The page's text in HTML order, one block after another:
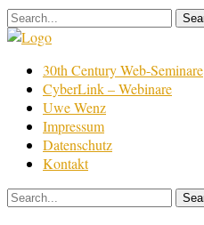
Skip
to
Film
Bearbeitung
30th Century Web-Seminare
CyberLink – Webinare
Uwe Wenz
Impressum
Datenschutz
Kontakt